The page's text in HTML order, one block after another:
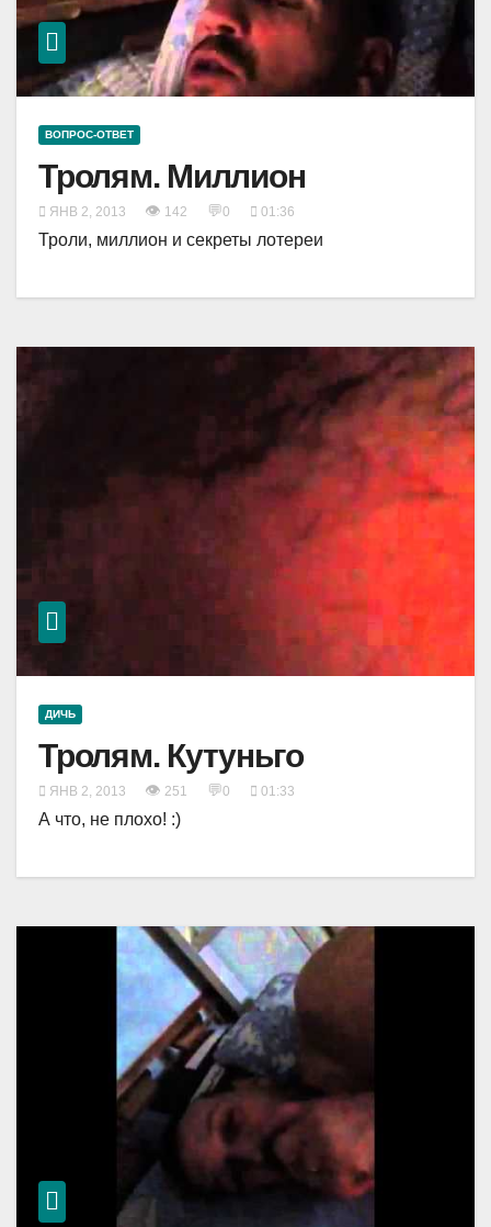
ВОПРОС-ОТВЕТ
Тролям. Миллион
ЯНВ 2, 2013 👁 142 💬0 01:36
Троли, миллион и секреты лотереи
ДИЧЬ
Тролям. Кутуньго
ЯНВ 2, 2013 👁 251 💬0 01:33
А что, не плохо! :)